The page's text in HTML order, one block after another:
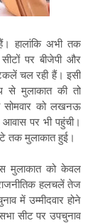
हालांकि अभी तक
पर बीजेपी और
चल रही हैं। इसी
से मुलाकात की तो
सोमवार को लखनऊ
पर भी पहुंची।
तक मुलाकात हुई।
मुलाकात को केवल
हलचलें तेज
में उम्मीदवार होने
सीट पर उपचुनाव